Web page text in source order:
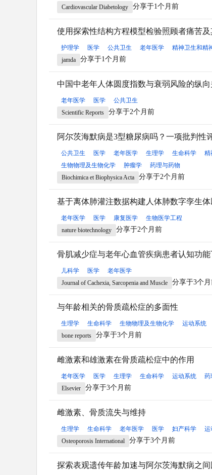
Cardiovascular Diabetology
分享于1个月前
使用探索性结构方程模型检验照顾者痛苦
护理学 医学 公共卫生 老年医学
精神卫生和精
jamda
分享于1个月前
中国中老年人体圆度指数与衰弱风险的纵
老年医学 医学
公共卫生
Scientific Reports
分享于2个月前
阿尔茨海默病是3型糖尿病吗？一项批判性
公共卫生 医学 老年医学 生理学 生命科学 精
生物物理及生物化学
肿瘤学
药理与药物
Biochimica et Biophysica Acta
分享于2个月前
基于离体肺灌注数据构建人体肺数字孪生
老年医学 医学 康复医学
生物医学工程
nature biotechnology
分享于2个月前
骨肌减少症与老年心血管疾病患者认知功
儿科学 医学
老年医学
Journal of Cachexia, Sarcopenia and Muscle
分享于3个
与年龄相关的骨质疏松症的多面性
生理学 生命科学 生物物理及生物化学 运动系统
bone reports
分享于3个月前
雌激素和雄激素在骨质疏松症中的作用
老年医学 医学 生理学 生命科学 运动系统
药
Elsevier
分享于3个月前
雌激素、骨质流失与维持
生理学 生命科学 老年医学 医学 妇产科学 运
Osteoporosis International
分享于3个月前
探索表观遗传年龄加速与阿尔茨海默病之